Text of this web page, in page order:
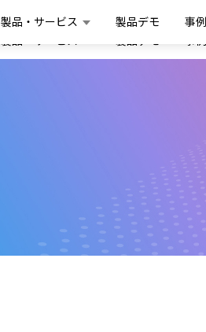
製品・サービス 製品デモ 事例
製品・サービス 製品デモ 事例